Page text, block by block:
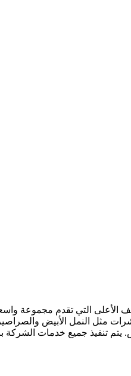
الأعلى التي تقدم مجموعة
النمل الأبيض والصراصير
تنفيذ جميع خدمات الشركة